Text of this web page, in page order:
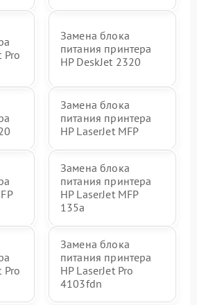
Pro
Замена блока
питания принтера
HP DeskJet 2320
Замена блока
питания принтера
HP LaserJet MFP
Замена блока
питания принтера
HP LaserJet MFP
135a
Pro
Замена блока
питания принтера
HP LaserJet Pro
4103fdn